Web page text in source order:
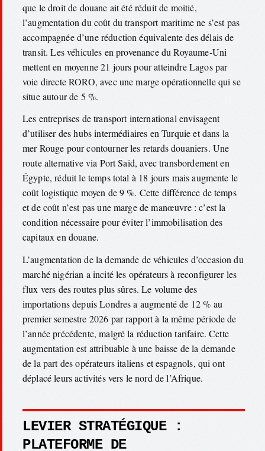
que le droit de douane ait été réduit de moitié,
l’augmentation du coût du transport maritime ne s’est pas
accompagnée d’une réduction équivalente des délais de
transit. Les véhicules en provenance du Royaume-Uni
mettent en moyenne 21 jours pour atteindre Lagos par
voie directe RORO, avec une marge opérationnelle qui se
situe autour de 5 %.
Les entreprises de transport international envisagent
d’utiliser des hubs intermédiaires en Turquie et dans la
mer Rouge pour contourner les retards douaniers. Une
route alternative via Port Said, avec transbordement en
Égypte, réduit le temps total à 18 jours mais augmente le
coût logistique moyen de 9 %. Cette différence de temps
et de coût n’est pas une marge de manœuvre : c’est la
condition nécessaire pour éviter l’immobilisation des
capitaux en douane.
L’augmentation de la demande de véhicules d’occasion du
marché nigérian a incité les opérateurs à reconfigurer les
flux vers des routes plus sûres. Le volume des
importations depuis Londres a augmenté de 12 % au
premier semestre 2026 par rapport à la même période de
l’année précédente, malgré la réduction tarifaire. Cette
augmentation est attribuable à une baisse de la demande
de la part des opérateurs italiens et espagnols, qui ont
déplacé leurs activités vers le nord de l’Afrique.
LEVIER STRATÉGIQUE :
PLATEFORME DE